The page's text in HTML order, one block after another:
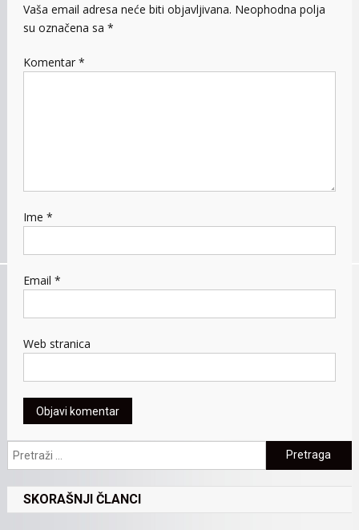
Vaša email adresa neće biti objavljivana. Neophodna polja
su označena sa *
Komentar *
Ime *
Email *
Web stranica
Pretraga:
SKORAŠNJI ČLANCI